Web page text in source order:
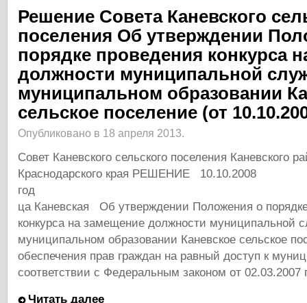
Решение Совета Каневского
поселения Об утверждении
порядке проведения конкурса
должности муниципальной
муниципальном образовании
сельское поселение (от
Опубликовано в 18 апреля 2013.
Совет Каневского сельского поселения Каневского
Краснодарского края РЕШЕНИЕ 10.10.2008
год протокол
ца Каневская Об утверждении Положения о
конкурса на замещение должности муниципальной
муниципальном образовании Каневское сельское
обеспечения прав граждан на равный доступ к
соответствии с Федеральным законом от 02.03.2007
Читать далее